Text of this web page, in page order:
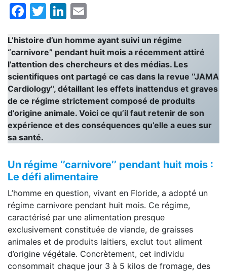
Facebook
TwitterLinkedIn
L’histoire d’un homme ayant suivi un régime
“carnivore” pendant huit mois a récemment attiré
l’attention des chercheurs et des médias. Les
scientifiques ont partagé ce cas dans la revue ‘’JAMA
Cardiology’’, détaillant les effets inattendus et graves
de ce régime strictement composé de produits
d’origine animale. Voici ce qu’il faut retenir de son
expérience et des conséquences qu’elle a eues sur
sa santé.
Un régime ‘’carnivore’’ pendant huit mois :
Le défi alimentaire
L’homme en question, vivant en Floride, a adopté un
régime carnivore pendant huit mois. Ce régime,
caractérisé par une alimentation presque
exclusivement constituée de viande, de graisses
animales et de produits laitiers, exclut tout aliment
d’origine végétale. Concrètement, cet individu
consommait chaque jour 3 à 5 kilos de fromage, des